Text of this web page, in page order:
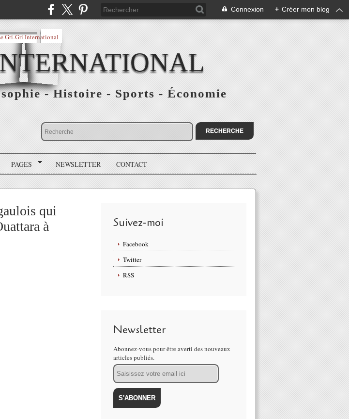
Connexion + Créer mon blog
- Histoire - Sports - Économie
PAGES NEWSLETTER CONTACT
qui
à
Suivez-moi
Facebook
Twitter
RSS
Newsletter
Abonnez-vous pour être averti des nouveaux
articles publiés.
Email